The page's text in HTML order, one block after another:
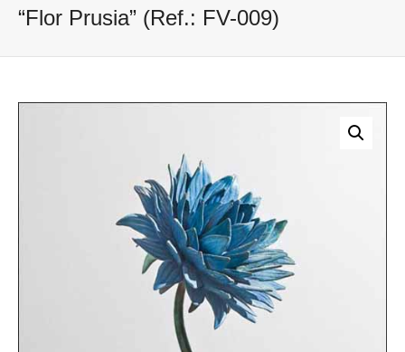
“Flor Prusia” (Ref.: FV-009)